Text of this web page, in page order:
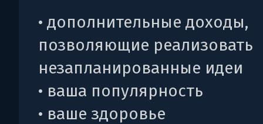
• дополнительные доходы,
позволяющие реализовать
незапланированные идеи
• ваша популярность
• ваше здоровье